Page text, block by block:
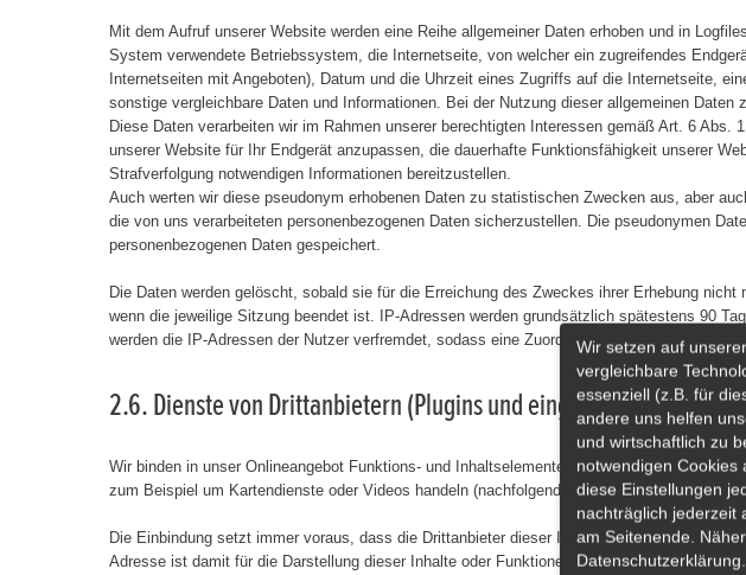
Mit dem Aufruf unserer Website werden eine Reihe allgemeiner Daten erhoben und in
System verwendete Betriebssystem, die Internetseite, von welcher ein zugreifendes
Internetseiten mit Angeboten), Datum und die Uhrzeit eines Zugriffs auf die Internetseite,
sonstige vergleichbare Daten und Informationen. Bei der Nutzung dieser allgemeinen
Diese Daten verarbeiten wir im Rahmen unserer berechtigten Interessen gemäß Art. 6
unserer Website für Ihr Endgerät anzupassen, die dauerhafte Funktionsfähigkeit unserer
Strafverfolgung notwendigen Informationen bereitzustellen.
Auch werten wir diese pseudonym erhobenen Daten zu statistischen Zwecken aus, aber
die von uns verarbeiteten personenbezogenen Daten sicherzustellen. Die pseudonymen
personenbezogenen Daten gespeichert.
Die Daten werden gelöscht, sobald sie für die Erreichung des Zweckes ihrer Erhebung
wenn die jeweilige Sitzung beendet ist. IP-Adressen werden grundsätzlich spätestens 90
werden die IP-Adressen der Nutzer verfremdet, sodass eine Zuordnung des aufrufenden
2.6. Dienste von Drittanbietern (Plugins und eingebettete
Wir binden in unser Onlineangebot Funktions- und Inhaltselemente ein, die von den
zum Beispiel um Kartendienste oder Videos handeln (nachfolgend einheitlich bezeichnet als
Die Einbindung setzt immer voraus, dass die Drittanbieter dieser Inhalte die IP-Adresse
Adresse ist damit für die Darstellung dieser Inhalte oder Funktionen erforderlich. Wir
Wir setzen auf
vergleichbare
essenziell (z.B. für
andere uns helfen
und wirtschaftlich zu
notwendigen Cookies
diese Einstellungen
nachträglich jederzeit
am Seitenende.
Datenschutzerklärung.